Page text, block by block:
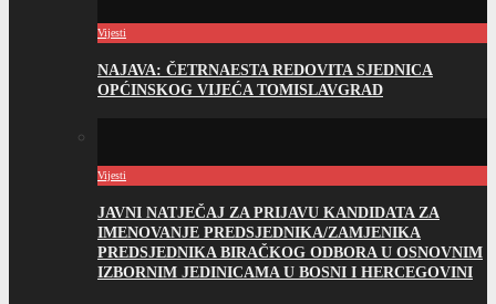
Vijesti
NAJAVA: ČETRNAESTA REDOVITA SJEDNICA
OPĆINSKOG VIJEĆA TOMISLAVGRAD
Vijesti
JAVNI NATJEČAJ ZA PRIJAVU KANDIDATA ZA
IMENOVANJE PREDSJEDNIKA/ZAMJENIKA
PREDSJEDNIKA BIRAČKOG ODBORA U OSNOVNIM
IZBORNIM JEDINICAMA U BOSNI I HERCEGOVINI